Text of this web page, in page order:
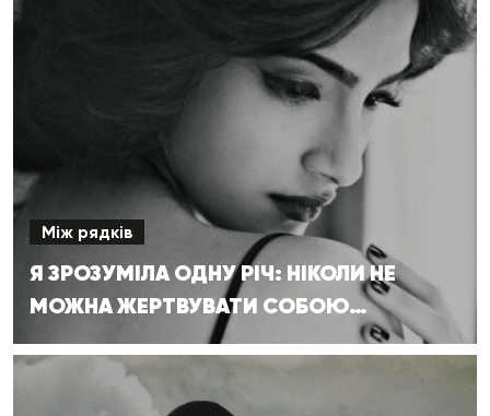
Між рядків
Я ЗРОЗУМІЛА ОДНУ РІЧ: НІКОЛИ НЕ
МОЖНА ЖЕРТВУВАТИ СОБОЮ…